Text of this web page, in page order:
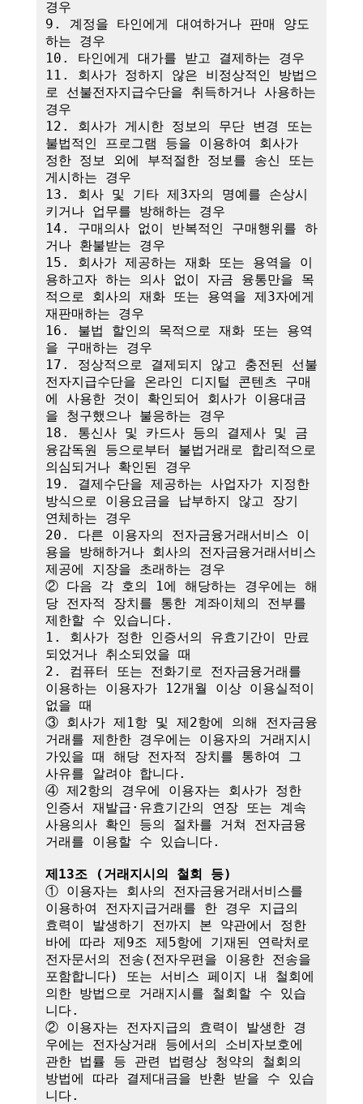
경우
9. 계정을 타인에게 대여하거나 판매 양도
하는 경우
10. 타인에게 대가를 받고 결제하는 경우
11. 회사가 정하지 않은 비정상적인 방법으
로 선불전자지급수단을 취득하거나 사용하는
경우
12. 회사가 게시한 정보의 무단 변경 또는
불법적인 프로그램 등을 이용하여 회사가
정한 정보 외에 부적절한 정보를 송신 또는
게시하는 경우
13. 회사 및 기타 제3자의 명예를 손상시
키거나 업무를 방해하는 경우
14. 구매의사 없이 반복적인 구매행위를 하
거나 환불받는 경우
15. 회사가 제공하는 재화 또는 용역을 이
용하고자 하는 의사 없이 자금 융통만을 목
적으로 회사의 재화 또는 용역을 제3자에게
재판매하는 경우
16. 불법 할인의 목적으로 재화 또는 용역
을 구매하는 경우
17. 정상적으로 결제되지 않고 충전된 선불
전자지급수단을 온라인 디지털 콘텐츠 구매
에 사용한 것이 확인되어 회사가 이용대금
을 청구했으나 불응하는 경우
18. 통신사 및 카드사 등의 결제사 및 금
융감독원 등으로부터 불법거래로 합리적으로
의심되거나 확인된 경우
19. 결제수단을 제공하는 사업자가 지정한
방식으로 이용요금을 납부하지 않고 장기
연체하는 경우
20. 다른 이용자의 전자금융거래서비스 이
용을 방해하거나 회사의 전자금융거래서비스
제공에 지장을 초래하는 경우
② 다음 각 호의 1에 해당하는 경우에는 해
당 전자적 장치를 통한 계좌이체의 전부를
제한할 수 있습니다.
1. 회사가 정한 인증서의 유효기간이 만료
되었거나 취소되었을 때
2. 컴퓨터 또는 전화기로 전자금융거래를
이용하는 이용자가 12개월 이상 이용실적이
없을 때
③ 회사가 제1항 및 제2항에 의해 전자금융
거래를 제한한 경우에는 이용자의 거래지시
가있을 때 해당 전자적 장치를 통하여 그
사유를 알려야 합니다.
④ 제2항의 경우에 이용자는 회사가 정한
인증서 재발급·유효기간의 연장 또는 계속
사용의사 확인 등의 절차를 거쳐 전자금융
거래를 이용할 수 있습니다.
제13조 (거래지시의 철회 등)
① 이용자는 회사의 전자금융거래서비스를
이용하여 전자지급거래를 한 경우 지급의
효력이 발생하기 전까지 본 약관에서 정한
바에 따라 제9조 제5항에 기재된 연락처로
전자문서의 전송(전자우편을 이용한 전송을
포함합니다) 또는 서비스 페이지 내 철회에
의한 방법으로 거래지시를 철회할 수 있습
니다.
② 이용자는 전자지급의 효력이 발생한 경
우에는 전자상거래 등에서의 소비자보호에
관한 법률 등 관련 법령상 청약의 철회의
방법에 따라 결제대금을 반환 받을 수 있습
니다.